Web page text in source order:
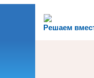
Решаем